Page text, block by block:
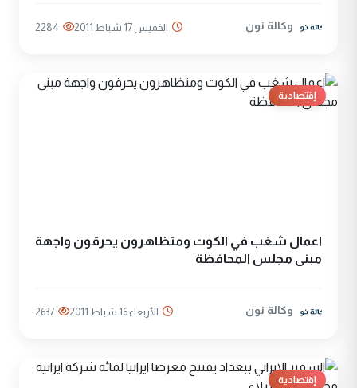
وكالة نون الخميس 17 شباط 2011 2284
إقتصادية
اعمال شغب في الكوت ومتظاهرون يحرقون واجهة
مبنى مجلس المحافظة
وكالة نون الأربعاء 16 شباط 2011 2637
إقتصادية